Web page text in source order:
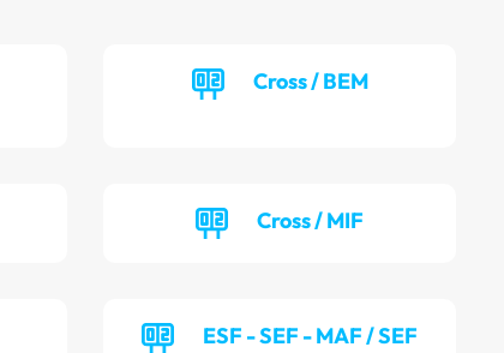
Cross / BEM
Cross / MIF
ESF - SEF - MAF / SEF